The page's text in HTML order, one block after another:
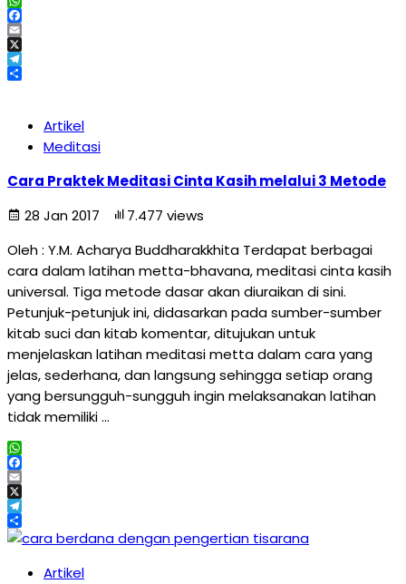
WhatsApp
Facebook
Email
X
Telegram
Artikel
Meditasi
Cara Praktek Meditasi Cinta Kasih melalui 3 Metode
28 Jan 2017
7.477 views
Oleh : Y.M. Acharya Buddharakkhita Terdapat berbagai
cara dalam latihan metta-bhavana, meditasi cinta kasih
universal. Tiga metode dasar akan diuraikan di sini.
Petunjuk-petunjuk ini, didasarkan pada sumber-sumber
kitab suci dan kitab komentar, ditujukan untuk
menjelaskan latihan meditasi metta dalam cara yang
jelas, sederhana, dan langsung sehingga setiap orang
yang bersungguh-sungguh ingin melaksanakan latihan
tidak memiliki …
WhatsApp
Facebook
Email
X
Telegram
Share
Artikel